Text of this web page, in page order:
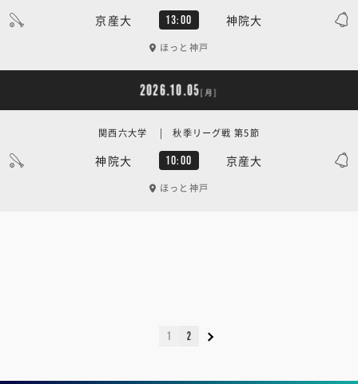
京産大 13:00 神院大
ほっと神戸
2026.10.05[月]
神院大 10:00 京産大
関西六大学 | 秋季リーグ戦 第5節
ほっと神戸
1 2